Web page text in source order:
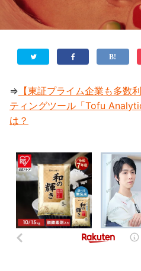
⇒ 【東証プライム企業も多数
ティングツール「Tofu
は？